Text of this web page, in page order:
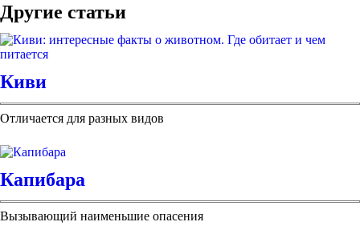
Другие статьи
Киви
Отличается для разных видов
Капибара
Вызывающий наименьшие опасения